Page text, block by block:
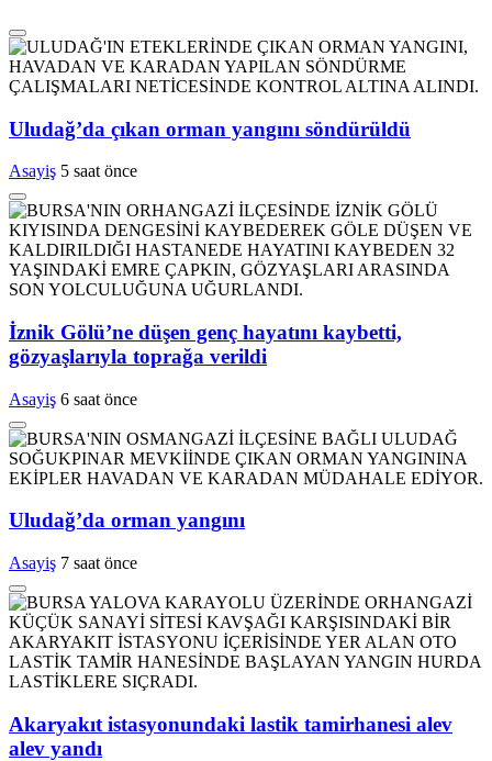
Uludağ’da çıkan orman yangını söndürüldü
Asayiş 5 saat önce
İznik Gölü’ne düşen genç hayatını kaybetti,
gözyaşlarıyla toprağa verildi
Asayiş 6 saat önce
Uludağ’da orman yangını
Asayiş 7 saat önce
Akaryakıt istasyonundaki lastik tamirhanesi alev
alev yandı